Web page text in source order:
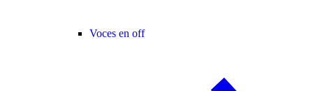
Voces en off